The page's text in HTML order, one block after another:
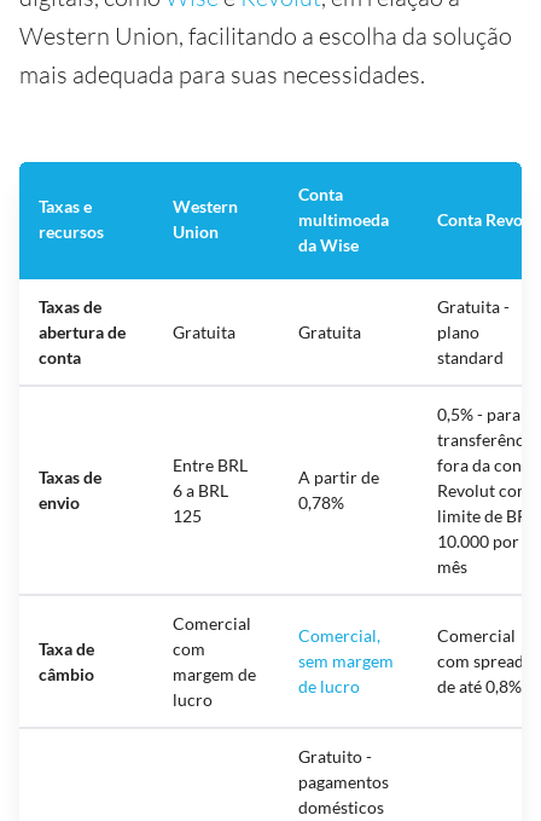
Western Union, facilitando a escolha da solução
mais adequada para suas necessidades.
Taxas e
recursos
Western
Union
Conta
multimoeda
da Wise
Conta
Taxas de
abertura de
conta
Gratuita Gratuita
Gratuita -
plano
standard
Taxas de
envio
Entre BRL
6 a BRL
125
A partir de
0,78%
0,5% - para
fora da conta
Revolut com
limite de BRL
10.000 por
mês
Taxa de
câmbio
Comercial
com
margem de
lucro
Comercial,
sem margem
de lucro
Comercial
com spread
de até 0,8%
Gratuito -
pagamentos
domésticos